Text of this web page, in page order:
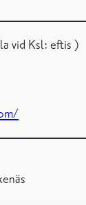
vid Ksl: eftis )